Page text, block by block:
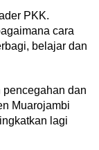
PKK.
cara
belajar dan
dan
Muarojambi
lagi